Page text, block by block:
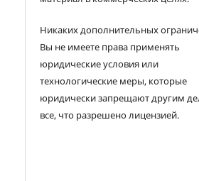
Никаких дополнительных
Вы не имеете права применять
юридические условия или
технологические меры, которые
юридически запрещают другим
все, что разрешено лицензией.